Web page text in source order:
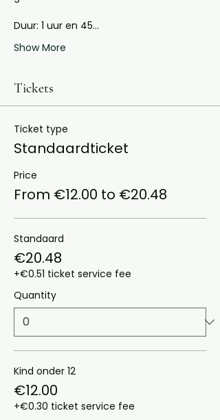
Duur: 1 uur en 45…
Show More
Tickets
Ticket type
Standaardticket
Price
From €12.00 to €20.48
Standaard
€20.48
+€0.51 ticket service fee
Quantity
Kind onder 12
€12.00
+€0.30 ticket service fee